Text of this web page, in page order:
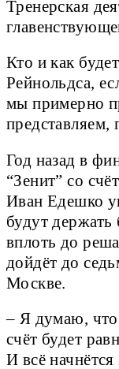
Тренерская
Кто и как
Рейнольдса,
мы примерно
представляем,
Год назад в
“Зенит” со
Иван Едешко
будут
вплоть до
дойдёт до
Москве.
– Я думаю, что
счёт будет
И всё